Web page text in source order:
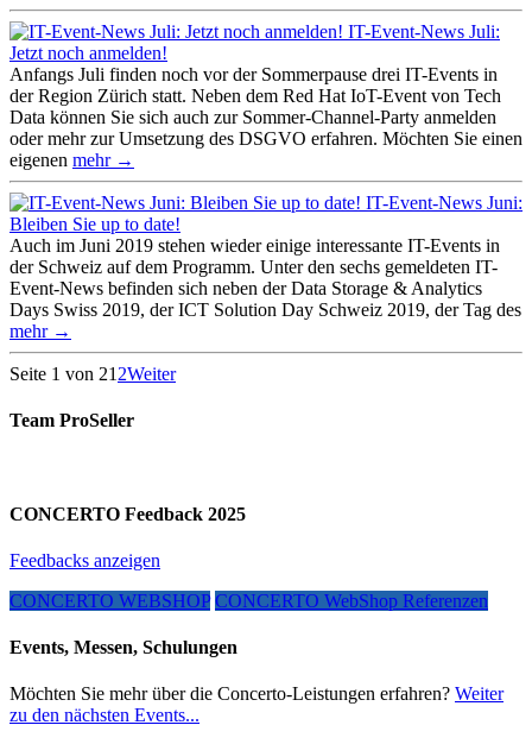
IT-Event-News Juli:
Jetzt noch anmelden!
Anfangs Juli finden noch vor der Sommerpause drei IT-Events in
der Region Zürich statt. Neben dem Red Hat IoT-Event von Tech
Data können Sie sich auch zur Sommer-Channel-Party anmelden
oder mehr zur Umsetzung des DSGVO erfahren. Möchten Sie einen
eigenen mehr →
IT-Event-News Juni:
Bleiben Sie up to date!
Auch im Juni 2019 stehen wieder einige interessante IT-Events in
der Schweiz auf dem Programm. Unter den sechs gemeldeten IT-
Event-News befinden sich neben der Data Storage & Analytics
Days Swiss 2019, der ICT Solution Day Schweiz 2019, der Tag des
mehr →
Seite 1 von 21 2Weiter
Team ProSeller
CONCERTO Feedback 2025
Feedbacks anzeigen
CONCERTO WEBSHOP CONCERTO WebShop Referenzen
Events, Messen, Schulungen
Möchten Sie mehr über die Concerto-Leistungen erfahren? Weiter
zu den nächsten Events...